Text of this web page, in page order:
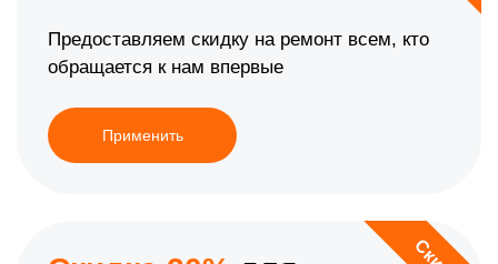
Предоставляем скидку на ремонт всем, кто
обращается к нам впервые
Применить